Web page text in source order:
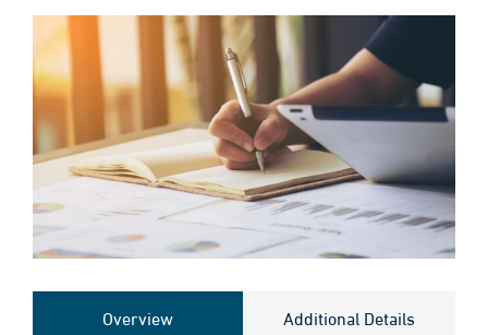
Overview Additional Details